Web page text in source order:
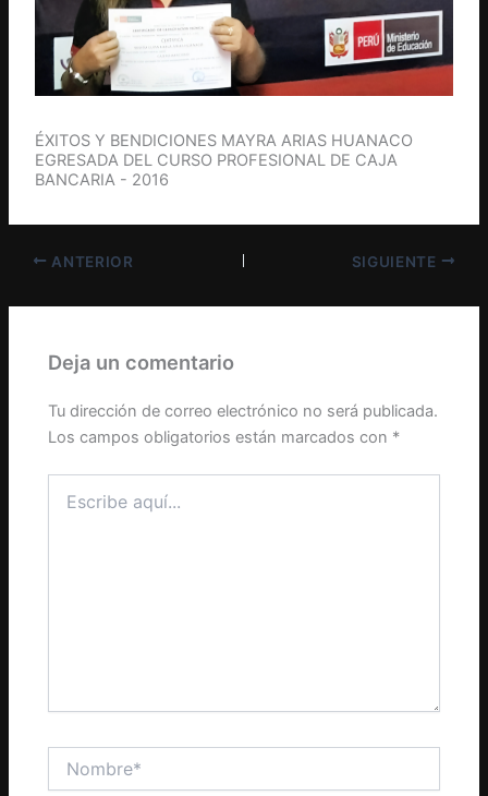
ÉXITOS Y BENDICIONES MAYRA ARIAS HUANACO
EGRESADA DEL CURSO PROFESIONAL DE CAJA
BANCARIA - 2016
ANTERIOR SIGUIENTE
Deja un comentario
Tu dirección de correo electrónico no será publicada.
Los campos obligatorios están marcados con *
aquí...